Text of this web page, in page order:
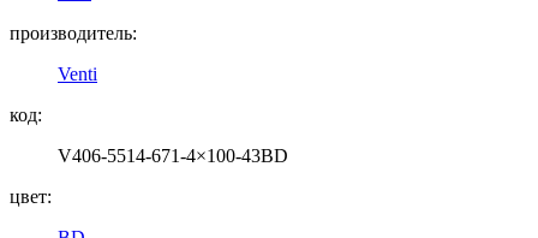
производитель:
Venti
код:
V406-5514-671-4×100-43BD
цвет: